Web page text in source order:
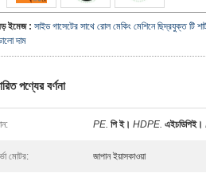
ইমেজ : সাইড গাসেটের সাথে রোল মেকিং মেশিনে ছিদ্রযুক্ত টি
দাম
পণ্যের বর্ণনা
PE. পি ই। HDPE. এইচডিপিই।
মোটর: জাপান ইয়াসকাওয়া